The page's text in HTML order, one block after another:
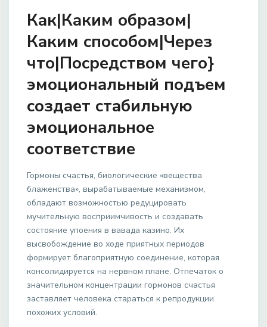
Как|Каким образом|
Каким способом|Через
что|Посредством чего}
эмоциональный подъем
создает стабильную
эмоциональное
соответствие
Гормоны счастья, биологические «вещества
блаженства», вырабатываемые механизмом,
обладают возможностью редуцировать
мучительную восприимчивость и создавать
состояние упоения в вавада казино. Их
высвобождение во ходе приятных периодов
формирует благоприятную соединение, которая
консолидируется на нервном плане. Отпечаток о
значительном концентрации гормонов счастья
заставляет человека стараться к репродукции
похожих условий.